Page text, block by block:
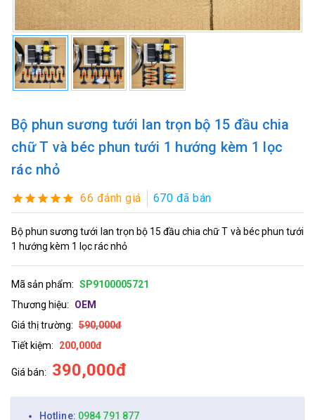
Bộ phun sương tưới lan trọn bộ 15 đầu chia
chữ T và béc phun tưới 1 hướng kèm 1 lọc
rác nhỏ
66 đánh giá 670 đã bán
Bộ phun sương tưới lan trọn bộ 15 đầu chia chữ T và béc phun tưới
1 hướng kèm 1 lọc rác nhỏ
Mã sản phẩm: SP9100005721
Thương hiệu:
OEM
Giá thị trường: 590,000đ
Tiết kiệm:
200,000đ
Giá bán: 390,000đ
Hotline: 0984 791 877